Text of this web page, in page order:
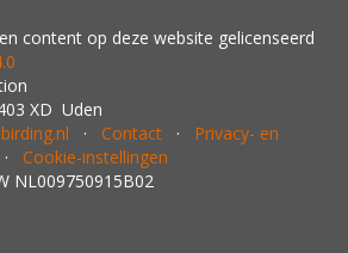
content op deze website gelicenseerd
XD Uden
· Contact · Privacy- en
· Cookie-instellingen
NL009750915B02